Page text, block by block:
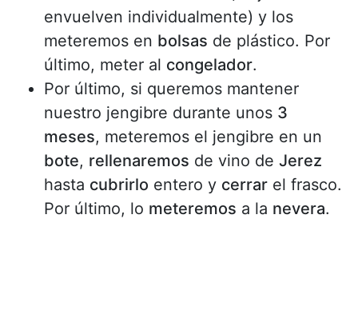
envuelven individualmente) y los
meteremos en bolsas de plástico. Por
último, meter al congelador.
Por último, si queremos mantener
nuestro jengibre durante unos 3
meses, meteremos el jengibre en un
bote, rellenaremos de vino de Jerez
hasta cubrirlo entero y cerrar el frasco.
Por último, lo meteremos a la nevera.